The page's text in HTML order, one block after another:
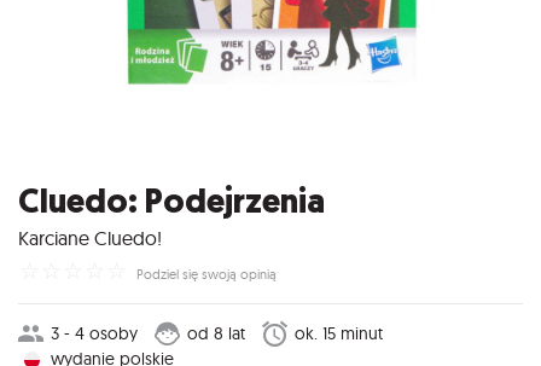
Cluedo: Podejrzenia
Karciane Cluedo!
Podziel się swoją opinią
3 - 4 osoby od 8 lat
ok. 15 minut
wydanie polskie